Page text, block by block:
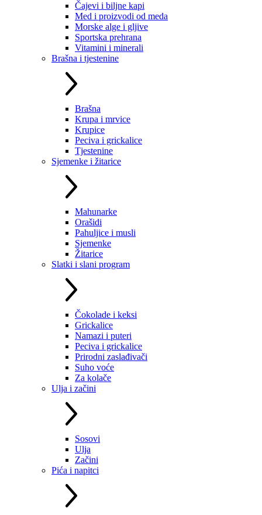
Čajevi i biljne kapi
Med i proizvodi od meda
Morske alge i gljive
Sportska prehrana
Vitamini i minerali
Brašna i tjestenine
Brašna
Krupa i mrvice
Krupice
Peciva i grickalice
Tjestenine
Sjemenke i žitarice
Mahunarke
Orašidi
Pahuljice i musli
Sjemenke
Žitarice
Slatki i slani program
Čokolade i keksi
Grickalice
Namazi i puteri
Peciva i grickalice
Prirodni zaslađivači
Suho voće
Za kolače
Ulja i začini
Sosovi
Ulja
Začini
Pića i napitci